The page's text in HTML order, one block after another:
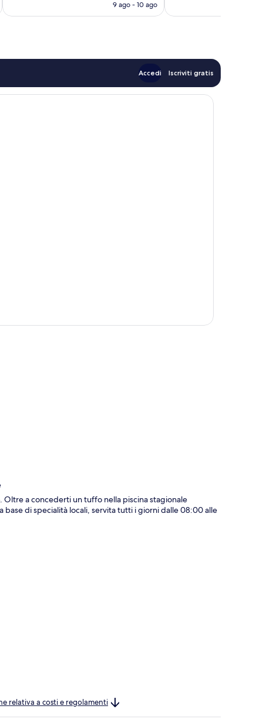
attuale
9 ago - 10 ago
Accedi Iscriviti gratis
a concederti un tuffo nella piscina stagionale
di specialità locali, servita tutti i giorni dalle 08:00 alle
relativa a costi e regolamenti